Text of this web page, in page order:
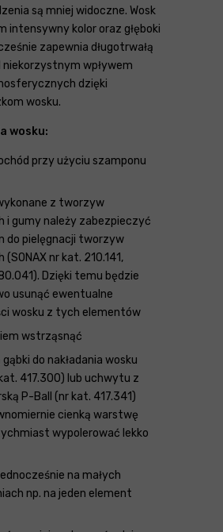
są mniej widoczne. Wosk
intensywny kolor oraz głęboki
zapewnia długotrwałą
niekorzystnym wpływem
dzięki
wosku.
wosku:
przy użyciu szamponu
z tworzyw
i gumy należy zabezpieczyć
do pielęgnacji tworzyw
nr kat. 210.141,
Dzięki temu będzie
usunąć ewentualne
wosku z tych elementów
wstrząsnąć
do nakładania wosku
417.300) lub uchwytu z
P-Ball (nr kat. 417.341)
cienką warstwę
wypolerować lekko
na małych
np. na jeden element